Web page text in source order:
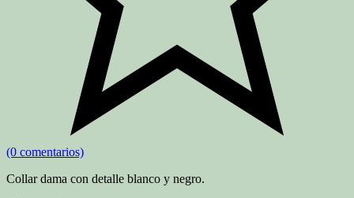
(0 comentarios)
Collar dama con detalle blanco y negro.